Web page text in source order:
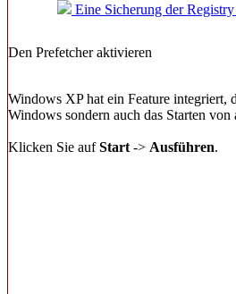
Eine Sicherung der
Den Prefetcher aktivieren
Windows XP hat ein Feature integriert,
Windows sondern auch das Starten
Klicken Sie aufStart -> Ausführen.